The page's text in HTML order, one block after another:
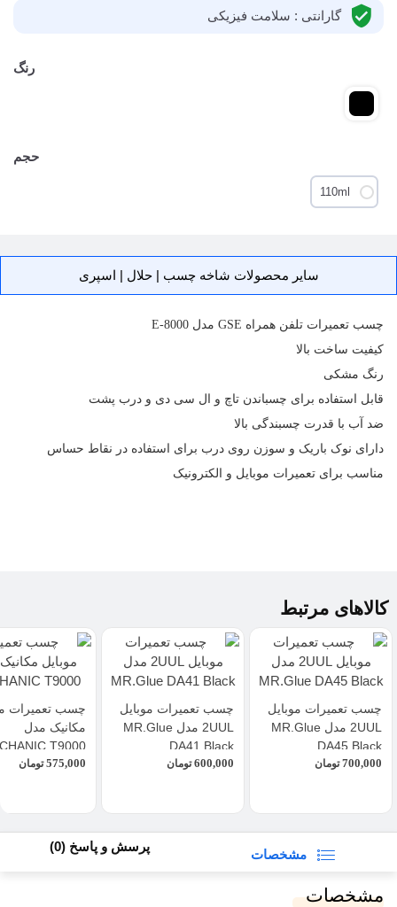
گارانتی : سلامت فیزیکی
رنگ
حجم
110ml
سایر محصولات شاخه چسب | حلال | اسپری
چسب تعمیرات تلفن همراه GSE مدل E-8000
کیفیت ساخت بالا
رنگ مشکی
قابل استفاده برای چسباندن تاچ و ال سی دی و درب پشت
ضد آب با قدرت چسبندگی بالا
دارای نوک باریک و سوزن روی درب برای استفاده در نقاط حساس
مناسب برای تعمیرات موبایل و الکترونیک
کالاهای مرتبط
چسب تعمیرات موبایل
2UUL مدل MR.Glue
DA45 Black
700,000 تومان
چسب تعمیرات موبایل
2UUL مدل MR.Glue
DA41 Black
600,000 تومان
چسب تعمیرات
مکانیک مدل
T9000
575,000 تومان
مشخصات
پرسش و پاسخ (0)
مشخصات